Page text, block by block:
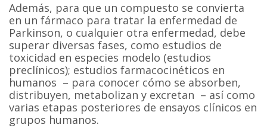
Además, para que un compuesto se convierta
en un fármaco para tratar la enfermedad de
Parkinson, o cualquier otra enfermedad, debe
superar diversas fases, como estudios de
toxicidad en especies modelo (estudios
preclínicos); estudios farmacocinéticos en
humanos – para conocer cómo se absorben,
distribuyen, metabolizan y excretan – así como
varias etapas posteriores de ensayos clínicos en
grupos humanos.